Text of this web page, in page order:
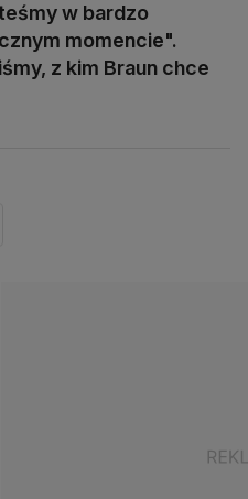
w bardzo
momencie".
z kim Braun chce